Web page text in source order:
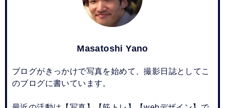
Masatoshi Yano
ブログがきっかけで写真を始めて、撮影日誌としてこ
のブログに書いています。